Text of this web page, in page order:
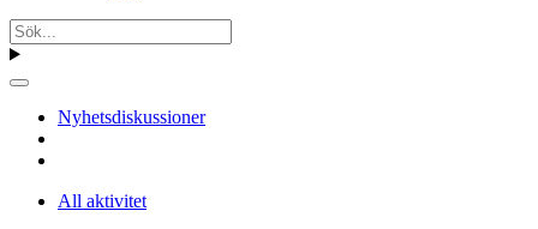
Nyhetsdiskussioner
All aktivitet